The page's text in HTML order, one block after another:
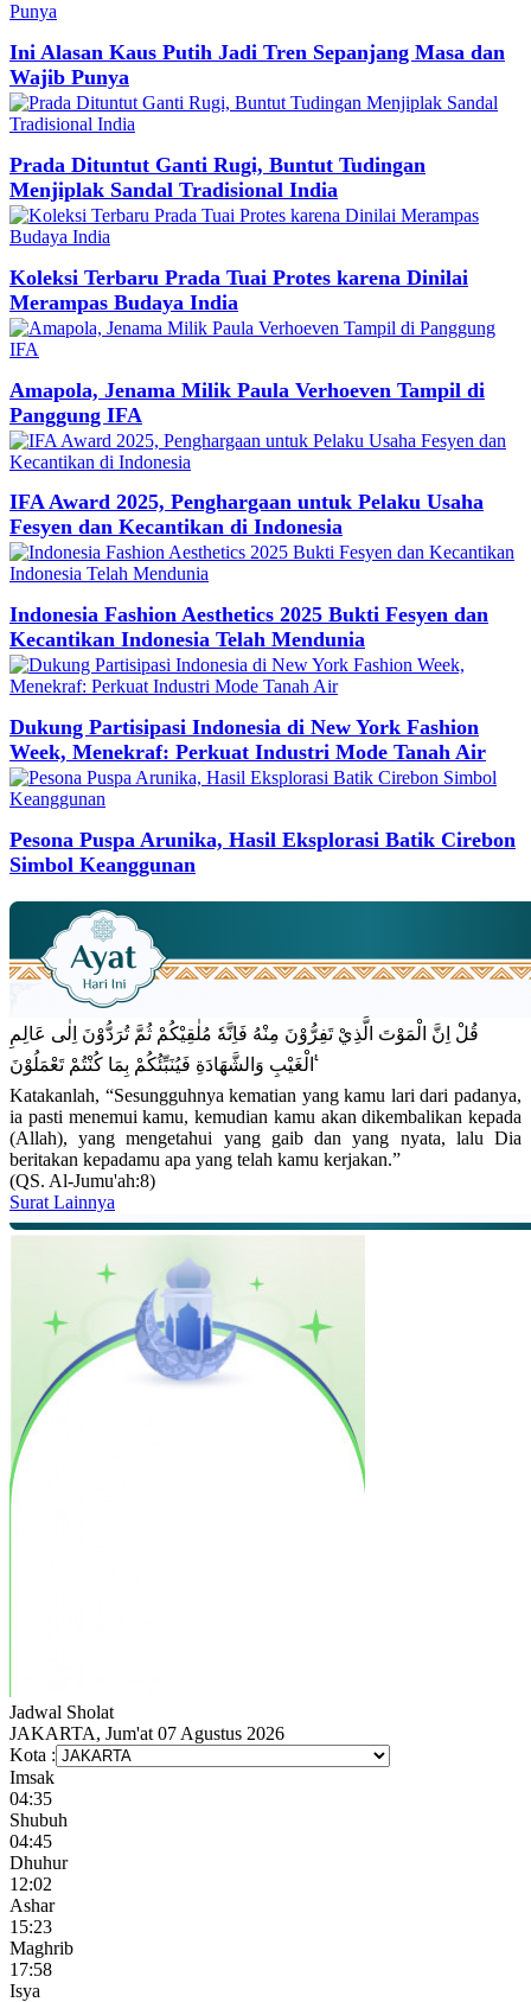
Ini Alasan Kaus Putih Jadi Tren Sepanjang Masa dan
Wajib Punya
Prada Dituntut Ganti Rugi, Buntut Tudingan
Menjiplak Sandal Tradisional India
Koleksi Terbaru Prada Tuai Protes karena Dinilai
Merampas Budaya India
Amapola, Jenama Milik Paula Verhoeven Tampil di
Panggung IFA
IFA Award 2025, Penghargaan untuk Pelaku Usaha
Fesyen dan Kecantikan di Indonesia
Indonesia Fashion Aesthetics 2025 Bukti Fesyen dan
Kecantikan Indonesia Telah Mendunia
Dukung Partisipasi Indonesia di New York Fashion
Week, Menekraf: Perkuat Industri Mode Tanah Air
Pesona Puspa Arunika, Hasil Eksplorasi Batik Cirebon
Simbol Keanggunan
قُلْ اِنَّ الْمَوْتَ الَّذِيْ تَفِرُّوْنَ مِنْهُ فَاِنَّهٗ مُلٰقِيْكُمْ ثُمَّ تُرَدُّوْنَ اِلٰى عَالِمِ
الْغَيْبِ وَالشَّهَادَةِ فَيُنَبِّئُكُمْ بِمَا كُنْتُمْ تَعْمَلُوْنَ ࣖ
Katakanlah, “Sesungguhnya kematian yang kamu lari dari padanya,
ia pasti menemui kamu, kemudian kamu akan dikembalikan kepada
(Allah), yang mengetahui yang gaib dan yang nyata, lalu Dia
beritakan kepadamu apa yang telah kamu kerjakan.”
(QS. Al-Jumu'ah:8)
Surat Lainnya
Jadwal Sholat
JAKARTA, Jum'at 07 Agustus 2026
Kota :
Imsak
04:35
Shubuh
04:45
Dhuhur
12:02
Ashar
15:23
Maghrib
17:58
Isya